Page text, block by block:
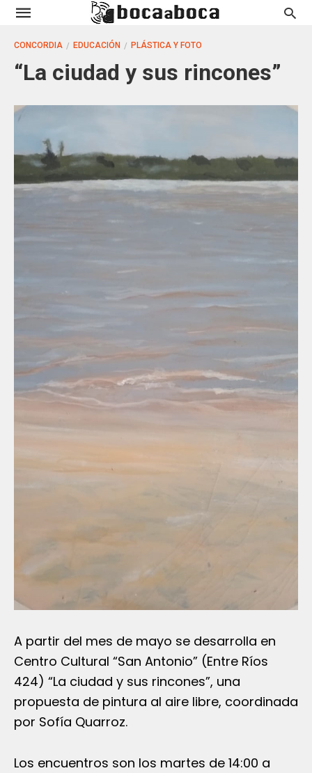
CONCORDIA EDUCACIÓN PLÁSTICA Y FOTO
“La ciudad y sus rincones”
A partir del mes de mayo se desarrolla en
Centro Cultural “San Antonio” (Entre Ríos
424) “La ciudad y sus rincones”, una
propuesta de pintura al aire libre, coordinada
por Sofía Quarroz.
Los encuentros son los martes de 14:00 a